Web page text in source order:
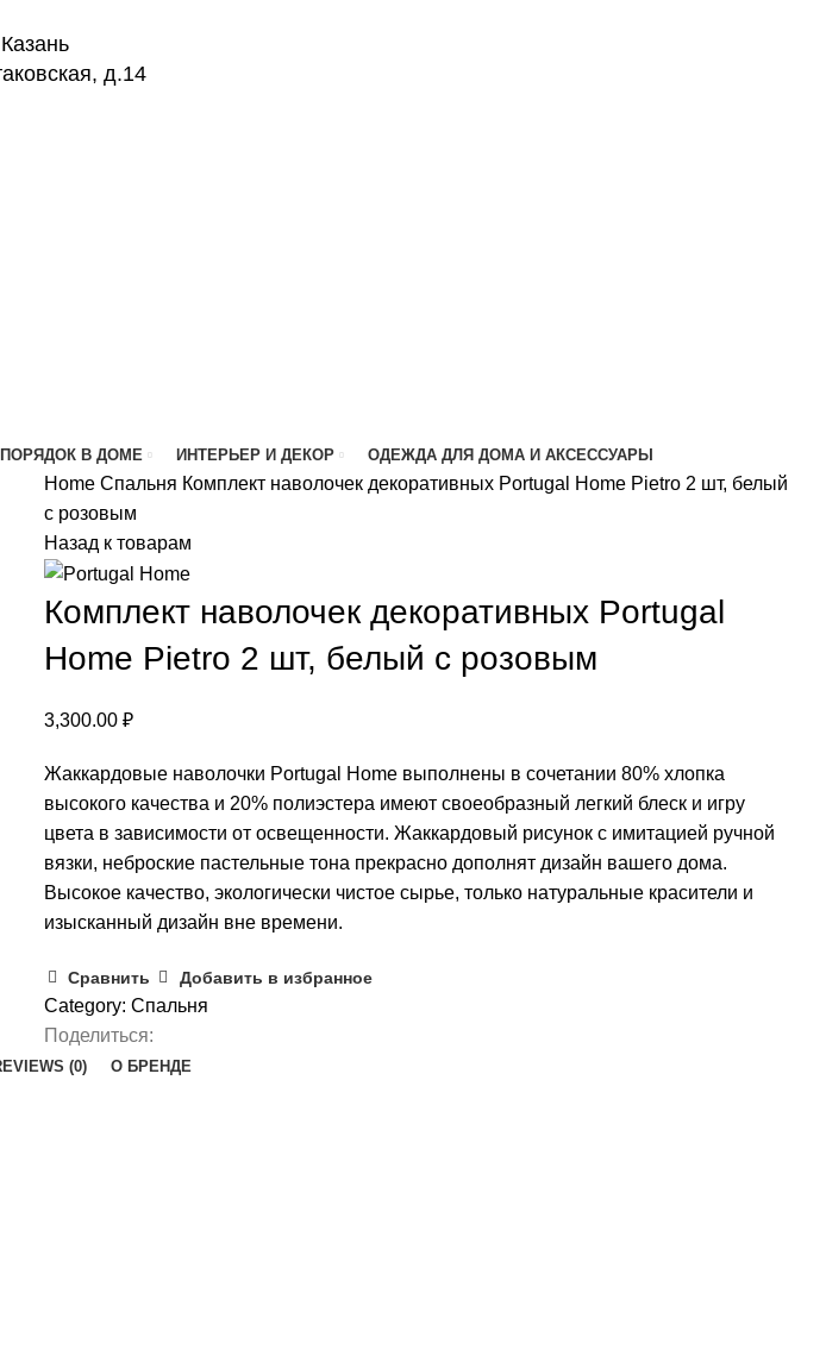
Казань
д.14
ПОРЯДОК В ДОМЕ ИНТЕРЬЕР И ДЕКОР ОДЕЖДА ДЛЯ ДОМА И АКСЕССУАРЫ
Home Спальня Комплект наволочек декоративных Portugal Home Pietro 2 шт, белый
с розовым
Назад к товарам
Комплект наволочек декоративных Portugal
Home Pietro 2 шт, белый с розовым
3,300.00 ₽
Жаккардовые наволочки Portugal Home выполнены в сочетании 80% хлопка
высокого качества и 20% полиэстера имеют своеобразный легкий блеск и игру
цвета в зависимости от освещенности. Жаккардовый рисунок с имитацией ручной
вязки, неброские пастельные тона прекрасно дополнят дизайн вашего дома.
Высокое качество, экологически чистое сырье, только натуральные красители и
изысканный дизайн вне времени.
Сравнить Добавить в избранное
Category: Спальня
Поделиться:
(0) О БРЕНДЕ